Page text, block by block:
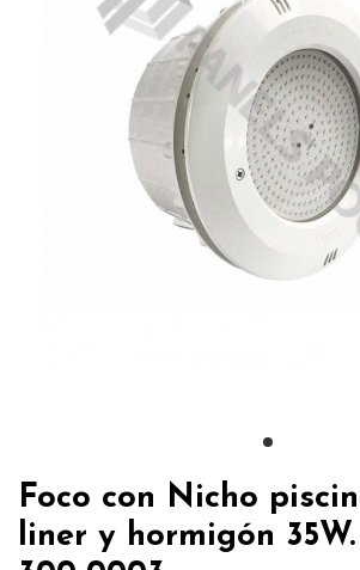
Foco con Nicho
liner y hormigón